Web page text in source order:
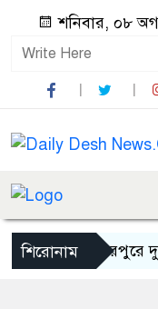
শনিবার, ০৮
শিরোনামমিরপুরে